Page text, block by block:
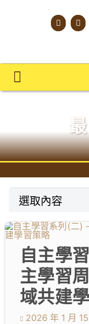
Toggle
明才人學習
明才人成長
教師專業社群
學生成就與
我們的聯繫
入學資訊
下載區
自主學
主學習
域共建
2026 年 1 月